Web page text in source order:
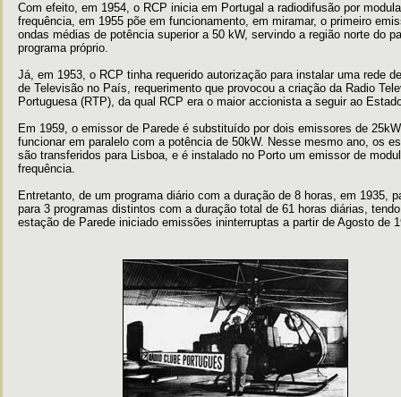
Com efeito, em 1954, o RCP inicia em Portugal a radiodifusão por
frequência, em 1955 põe em funcionamento, em miramar, o primeiro
ondas médias de potência superior a 50 kW, servindo a região norte do
programa próprio.
Já, em 1953, o RCP tinha requerido autorização para instalar uma rede
de Televisão no País, requerimento que provocou a criação da Radio
Portuguesa (RTP), da qual RCP era o maior accionista a seguir ao
Em 1959, o emissor de Parede é substituído por dois emissores de
funcionar em paralelo com a potência de 50kW. Nesse mesmo ano, os
são transferidos para Lisboa, e é instalado no Porto um emissor de
frequência.
Entretanto, de um programa diário com a duração de 8 horas, em 1935,
para 3 programas distintos com a duração total de 61 horas diárias,
estação de Parede iniciado emissões ininterruptas a partir de Agosto de